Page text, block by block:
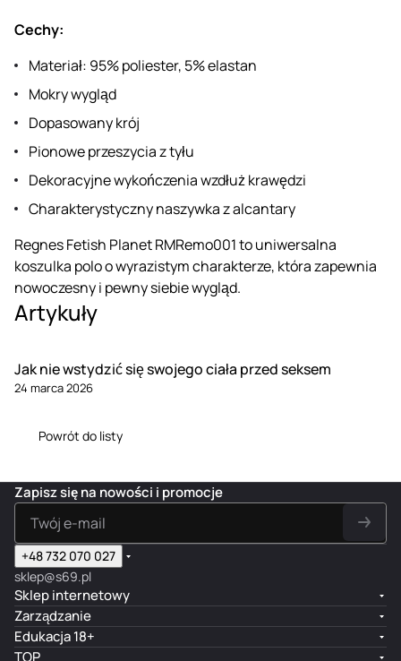
Cechy:
Materiał: 95% poliester, 5% elastan
Mokry wygląd
Dopasowany krój
Pionowe przeszycia z tyłu
Dekoracyjne wykończenia wzdłuż krawędzi
Charakterystyczny naszywka z alcantary
Regnes Fetish Planet RMRemo001 to uniwersalna
koszulka polo o wyrazistym charakterze, która zapewnia
nowoczesny i pewny siebie wygląd.
Artykuły
Jak nie wstydzić się swojego ciała przed seksem
24 marca 2026
Powrót do listy
Zapisz się na nowości i promocje
+48 732 070 027
sklep@s69.pl
Sklep internetowy
Zarządzanie
Edukacja 18+
TOP